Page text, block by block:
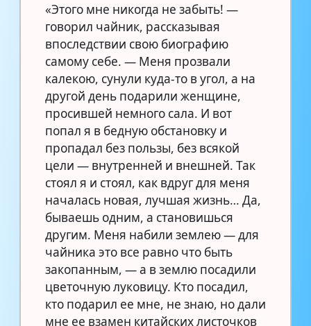
«Этого мне никогда не забыть! —
говорил чайник, рассказывая
впоследствии свою биографию
самому себе. — Меня прозвали
калекою, сунули куда-то в угол, а на
другой день подарили женщине,
просившей немного сала. И вот
попал я в бедную обстановку и
пропадал без пользы, без всякой
цели — внутренней и внешней. Так
стоял я и стоял, как вдруг для меня
началась новая, лучшая жизнь… Да,
бываешь одним, а становишься
другим. Меня набили землею — для
чайника это все равно что быть
закопанным, — а в землю посадили
цветочную луковицу. Кто посадил,
кто подарил ее мне, не знаю, но дали
мне ее взамен китайских листочков